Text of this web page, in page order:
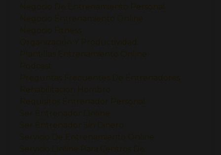
Negocio De Entrenamiento Personal
Negocio Entrenamiento Online
Negocio Fitness
Organización Y Productividad
Plantillas Entrenamiento Online
Podcast
Preguntas Frecuentes De Entrenadores
Rehabilitacion Hombro
Requisitos Entrenador Personal
Ser Entrenador Online
Ser Entrenador Sin Dinero
Servicio De Entrenamiento Online
Servicio Online Para Centros De